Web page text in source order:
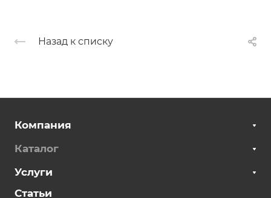
Назад к списку
Компания
Каталог
Услуги
Статьи